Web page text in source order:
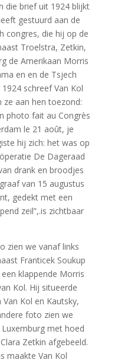
die brief uit 1924 blijkt
gestuurd aan de
congres, die hij op de
Troelstra, Zetkin,
de Amerikaan Morris
en en de Tsjech
schreef Van Kol
ze aan hen toezond:
photo fait au Congrès
le 21 août, je
hij zich: het was op
De Dageraad
drank en broodjes
van 15 augustus
gedekt met een
zeil”,.is zichtbaar
zien we vanaf links
Franticek Soukup
klappende Morris
Kol. Hij situeerde
Kol en Kautsky,
foto zien we
met hoed
Zetkin afgebeeld.
maakte Van Kol